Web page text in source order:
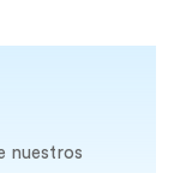
nuestros